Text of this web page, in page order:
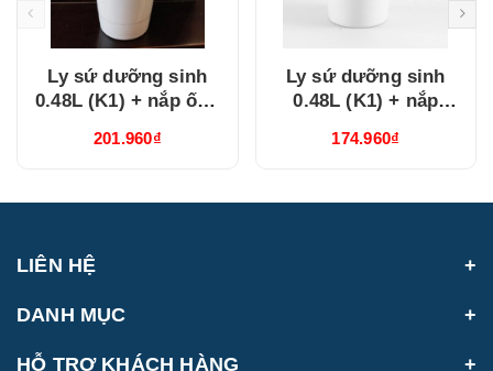
Ly sứ dưỡng sinh
0.48L (K1) + nắp ống
(214888000H)
201.960₫
Ly sứ dưỡng sinh
0.48L (K1) + nắp
(214888000N)
174.960₫
LIÊN HỆ
DANH MỤC
HỖ TRỢ KHÁCH HÀNG